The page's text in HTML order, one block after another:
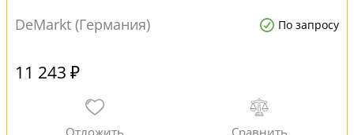
DeMarkt (Германия) По запросу
11 243 ₽